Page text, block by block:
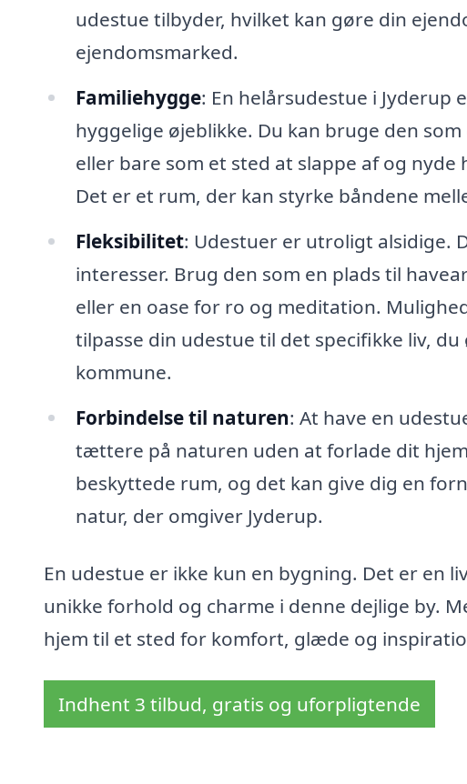
udestue tilbyder, hvilket kan gøre din
ejendomsmarked.
Familiehygge: En helårsudestue i Jyderup
hyggelige øjeblikke. Du kan bruge den
eller bare som et sted at slappe af og
Det er et rum, der kan styrke båndene
Fleksibilitet: Udestuer er utroligt alsidige.
interesser. Brug den som en plads til
eller en oase for ro og meditation.
tilpasse din udestue til det specifikke liv,
kommune.
Forbindelse til naturen: At have en
tættere på naturen uden at forlade dit
beskyttede rum, og det kan give dig en
natur, der omgiver Jyderup.
En udestue er ikke kun en bygning. Det er
unikke forhold og charme i denne dejlige by.
hjem til et sted for komfort, glæde og
Indhent 3 tilbud, gratis og uforpligtende